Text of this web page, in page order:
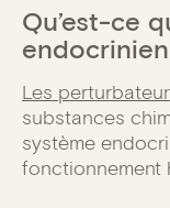
Qu’est-ce
Les
substances
système
fonctionnement